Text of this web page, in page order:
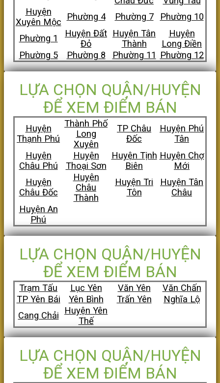
Huyện
Xuyên Mộc
Phường 4 Phường 7 Phường 10
Phường 1
Huyện Đất
Đỏ
Huyện Tân
Thành
Huyện
Long Điền
Phường 5
Phường 8 Phường 11 Phường 12
LỰA CHỌN QUẬN/HUYỆN
ĐỂ XEM ĐIỂM BÁN
Huyện
Thạnh Phú
Thành Phố
Long
Xuyên
TP Châu
Đốc
Huyện Phú
Tân
Huyện
Châu Phú
Huyện
Thoại Sơn
Huyện Tịnh
Biên
Huyện Chợ
Mới
Huyện
Châu Đốc
Huyện
Châu
Thành
Huyện Tri
Tôn
Huyện Tân
Châu
Huyện An
Phú
LỰA CHỌN QUẬN/HUYỆN
ĐỂ XEM ĐIỂM BÁN
Trạm Tấu Lục Yên Văn Yên
Văn Chấn
TP Yên Bái
Yên Bình Trấn Yên
Nghĩa Lộ
Cang Chải
Huyện Yên
Thế
LỰA CHỌN QUẬN/HUYỆN
ĐỂ XEM ĐIỂM BÁN